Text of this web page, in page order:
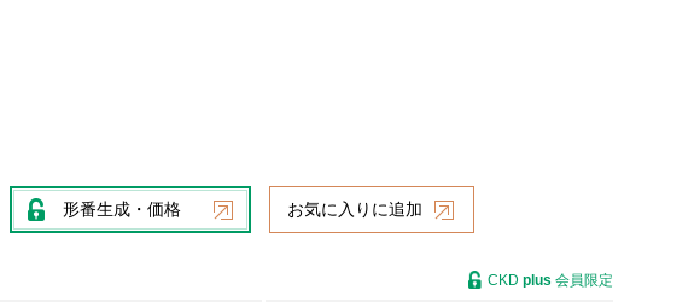
形番生成・価格 お気に入りに追加
CKD plus 会員限定